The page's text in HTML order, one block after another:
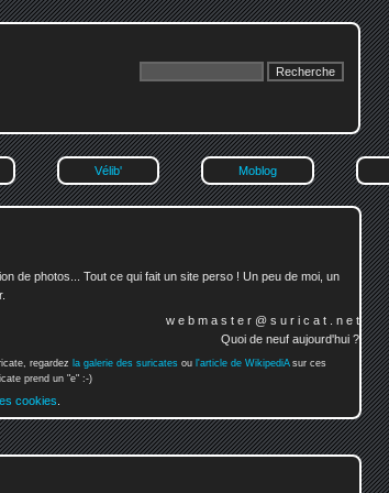
Vélib' Moblog
de photos... Tout ce qui fait un site perso ! Un peu de moi, un
w e b m a s t e r @ s u r i c a t . n e t
Quoi de neuf aujourd'hui ?
regardez la galerie des suricates ou l'article de WikipediAsur ces
prend un "e" :-)
cookies